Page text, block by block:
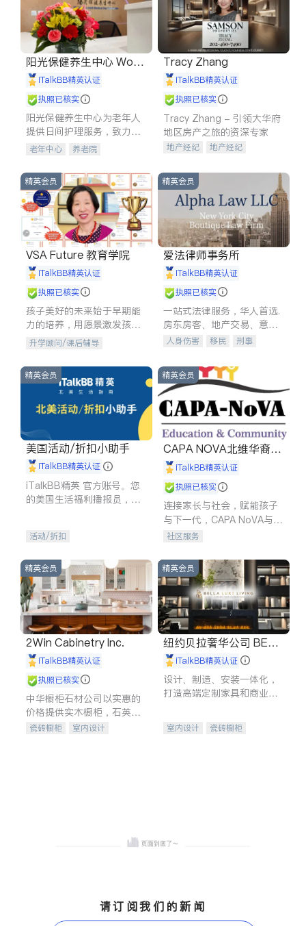
阳光保健养生中心 World
shine
iTalkBB精英认证
执照已核实
阳光保健养生中心为老年人
提供日间护理服务，致力于
通过持续的护理创新来有效
老年中心 养老院
Tracy Zhang
iTalkBB精英认证
执照已核实
Tracy Zhang - 引领大华府
地区房产之旅的资深专家
地产经纪
地产经纪
商铺租售
精英会员
VSA Future 教育学院
iTalkBB精英认证
执照已核实
孩子美好的未来始于早期能
力的培养，用愿景激发孩子
的学习潜力和动力。理念：
拥有成长型心态是成功的基
石。
升学顾问/课后辅导
精英会员
爱法律师事务所
iTalkBB精英认证
执照已核实
一站式法律服务，华人首选.
房东房客、地产交易、意外
伤害、车祸重伤、商业诉
建筑合同、刑事案件全包办
人身伤害 移民
刑事
信托/遗嘱
商业
索赔
律师-其它 保释
精英会员
美国活动/折扣小助手
iTalkBB精英认证
iTalkBB精英 官方账号。您
的美国生活福利播报员，精
专属福利。
活动/折扣
精英会员
CAPA NOVA北维华裔家
长会iTalkBB精英认证
执照已核实
连接家长与社会，赋能孩子
与下一代，CAPA NoVA与您
携手建设包容、公平、充满
社区服务
精英会员
2Win Cabinetry Inc.
iTalkBB精英认证
执照已核实
中华橱柜石材公司以实惠的
价格提供实木橱柜，石英石
台面，多种优质不锈钢水
瓷砖橱柜
室内设计
精英会员
纽约贝拉奢华公司 BELL
A LUXE
iTalkBB精英认证
设计、制造、安装一体化，
打造高端定制家具和商业空
室内设计
瓷砖橱柜
请订阅我们的新闻